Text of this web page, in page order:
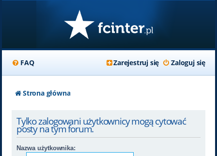
FAQ Zaloguj się
Zarejestruj się
Strona główna
Tylko zalogowani użytkownicy mogą cytować
posty na tym forum.
Nazwa użytkownika: